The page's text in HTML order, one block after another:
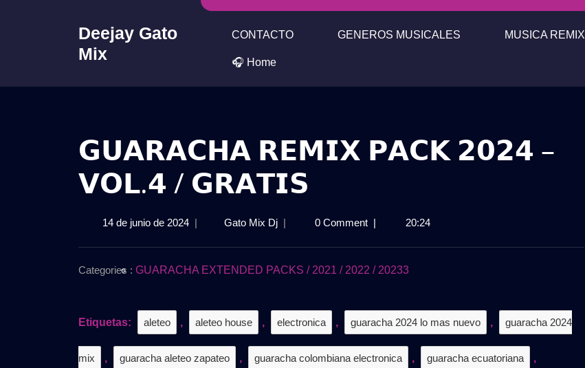
Deejay Gato
Mix
CONTACTO GENEROS MUSICALES MUSICA REMIX
🎧 Home
𝗚𝗨𝗔𝗥𝗔𝗖𝗛𝗔 𝗥𝗘𝗠𝗜𝗫 𝗣𝗔𝗖𝗞 𝟮𝟬𝟮𝟰 –
𝗩𝗢𝗟.𝟰 / 𝗚𝗥𝗔𝗧𝗜𝗦
14 de junio de 202414
de
| Gato Mix Dj𝗚𝗨𝗔𝗥𝗔𝗖𝗛𝗔
𝟮𝟬𝟮𝟰
/
𝗚𝗥𝗔𝗧𝗜𝗦
| 0 Comment | 20:24
Categories : GUARACHA EXTENDED PACKS / 2021 / 2022 / 20233
Etiquetas: aleteo , aleteo house , electronica , guaracha 2024 lo mas nuevo , guaracha 2024
mix , guaracha aleteo zapateo , guaracha colombiana electronica , guaracha ecuatoriana ,